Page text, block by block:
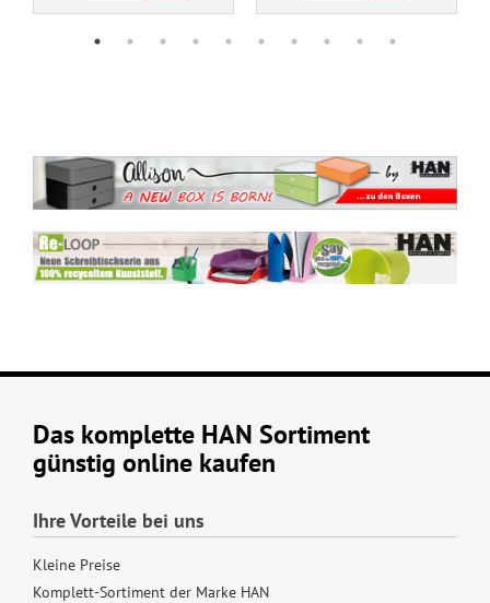
Das komplette HAN Sortiment
günstig online kaufen
Ihre Vorteile bei uns
Kleine Preise
Komplett-Sortiment der Marke HAN